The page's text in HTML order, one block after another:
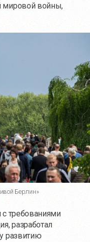
мировой войны,
Берлин»
требованиями
разработал
развитию